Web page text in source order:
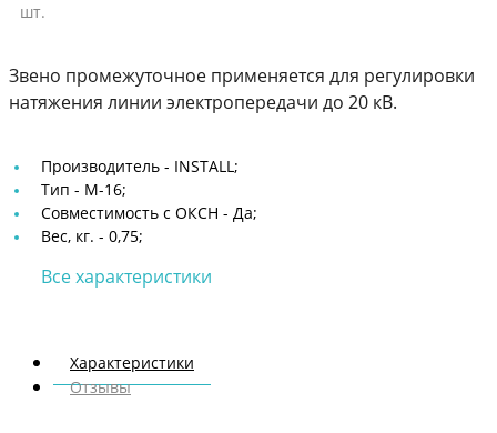
шт.
Звено промежуточное применяется для регулировки
натяжения линии электропередачи до 20 кВ.
Производитель - INSTALL;
Тип - М-16;
Совместимость с ОКСН - Да;
Вес, кг. - 0,75;
Все характеристики
Характеристики
Отзывы